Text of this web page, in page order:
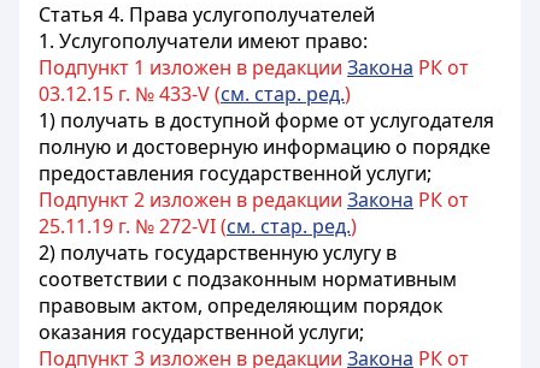
Статья 4. Права услугополучателей
1. Услугополучатели имеют право:
Подпункт 1 изложен в редакции Закона РК от
03.12.15 г. № 433-V (см. стар. ред.)
1) получать в доступной форме от услугодателя
полную и достоверную информацию о порядке
предоставления государственной услуги;
Подпункт 2 изложен в редакции Закона РК от
25.11.19 г. № 272-VI (см. стар. ред.)
2) получать государственную услугу в
соответствии с подзаконным нормативным
правовым актом, определяющим порядок
оказания государственной услуги;
Подпункт 3 изложен в редакции Закона РК от